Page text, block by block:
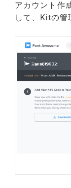
アカウント作
して、Kitの管